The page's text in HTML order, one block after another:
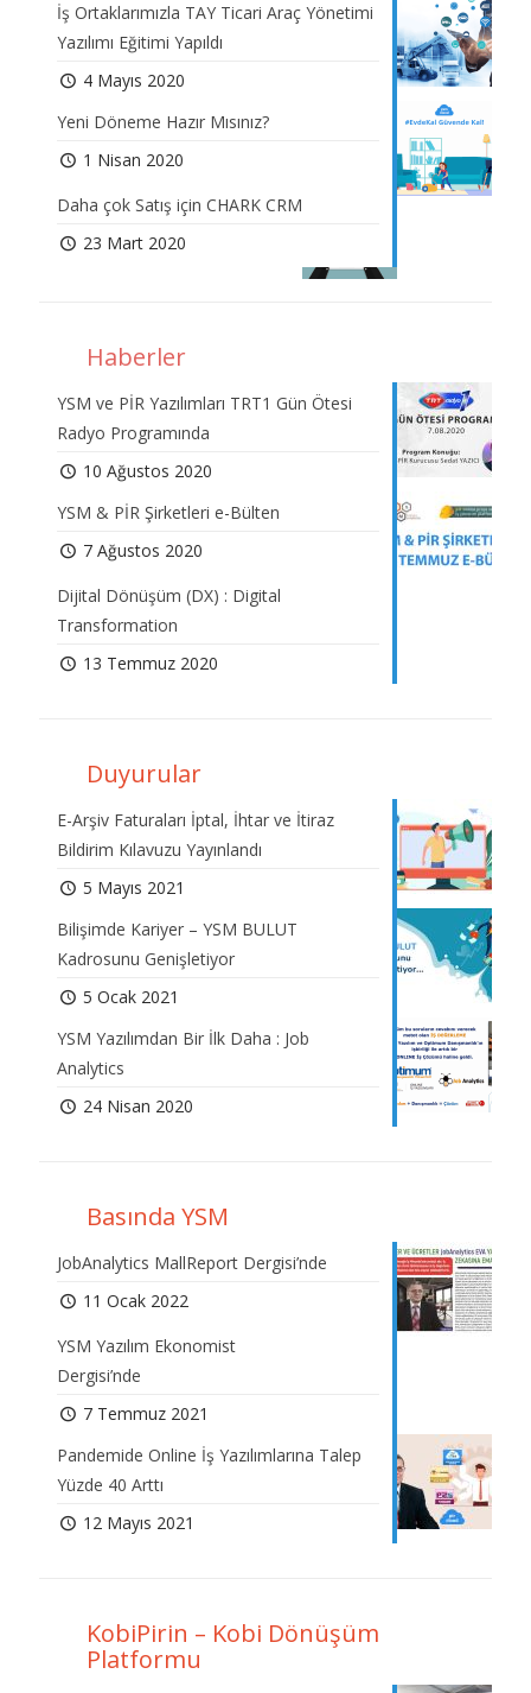
İş Ortaklarımızla TAY Ticari Araç Yönetimi
Yazılımı Eğitimi Yapıldı
4 Mayıs 2020
Yeni Döneme Hazır Mısınız?
1 Nisan 2020
Daha çok Satış için CHARK CRM
23 Mart 2020
Haberler
YSM ve PİR Yazılımları TRT1 Gün Ötesi
Radyo Programında
10 Ağustos 2020
YSM & PİR Şirketleri e-Bülten
7 Ağustos 2020
Dijital Dönüşüm (DX) : Digital
Transformation
13 Temmuz 2020
Duyurular
E-Arşiv Faturaları İptal, İhtar ve İtiraz
Bildirim Kılavuzu Yayınlandı
5 Mayıs 2021
Bilişimde Kariyer – YSM BULUT
Kadrosunu Genişletiyor
5 Ocak 2021
YSM Yazılımdan Bir İlk Daha : Job
Analytics
24 Nisan 2020
Basında YSM
JobAnalytics MallReport Dergisi’nde
11 Ocak 2022
YSM Yazılım Ekonomist
Dergisi’nde
7 Temmuz 2021
Pandemide Online İş Yazılımlarına Talep
Yüzde 40 Arttı
12 Mayıs 2021
KobiPirin – Kobi Dönüşüm
Platformu